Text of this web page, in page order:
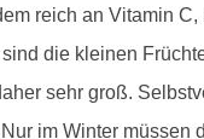
reich an Vitamin
die kleinen
sehr groß.
im Winter